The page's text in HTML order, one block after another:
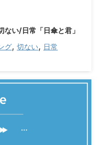
い/日常「日傘と君」
グ, 切ない, 日常